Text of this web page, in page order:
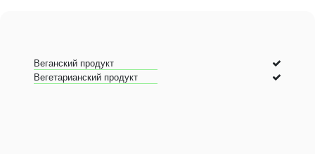
Веганский продукт
Вегетарианский продукт